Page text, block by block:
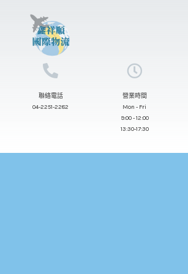
聯絡電話
04-2251-2282
營業時間
Mon - Fri
9:00 - 12:00
13:30-17:30